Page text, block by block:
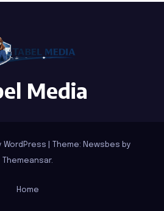
Media
WordPress Theme: Newsbes by
Themeansar.
Home